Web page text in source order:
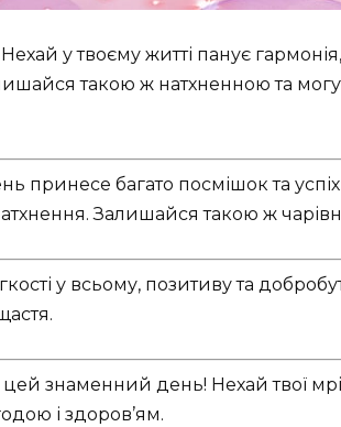
у твоєму житті панує гармонія,
такою ж натхненною та
принесе багато посмішок та
Залишайся такою ж
у всьому, позитиву та
знаменний день! Нехай твої
і здоров’ям.